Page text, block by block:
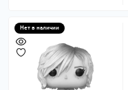
Нет в наличии